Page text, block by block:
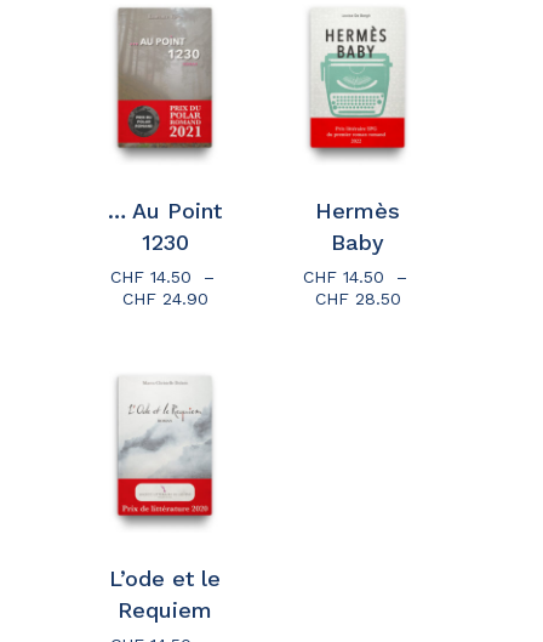
Votre panier est vide.
… Au Point
1230
CHF14.50
–
CHF24.90Plage
CHF 24.90
Hermès
Baby
CHF14.50
–
CHF28.50Plage
L’ode et le
Requiem